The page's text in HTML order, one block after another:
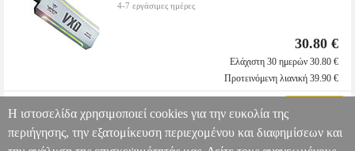
4-7 εργάσιμες ημέρες
30.80 €
Ελάχιστη 30 ημερών 30.80 €
Προτεινόμενη λιανική 39.90 €
Η ιστοσελίδα χρησιμοποιεί cookies για την ευκολία της
περιήγησης, την εξατομίκευση περιεχομένου και διαφημίσεων και